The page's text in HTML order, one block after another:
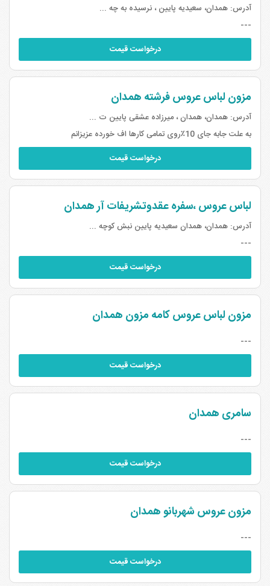
آدرس: همدان، سعیدیه پایین ، نرسیده به چه ...
---
درخواست قیمت
مزون لباس عروس فرشته همدان
آدرس: همدان، همدان ، میرزاده عشقی پایین ت ...
به علت جابه جای 10٪روی تمامی کارها اف خورده عزیزانم
درخواست قیمت
لباس عروس ،سفره عقدوتشریفات آر همدان
آدرس: همدان، همدان سعیدیه پایین نبش کوچه ...
---
درخواست قیمت
مزون لباس عروس کامه مزون همدان
---
درخواست قیمت
سامری همدان
---
درخواست قیمت
مزون عروس شهربانو همدان
---
درخواست قیمت